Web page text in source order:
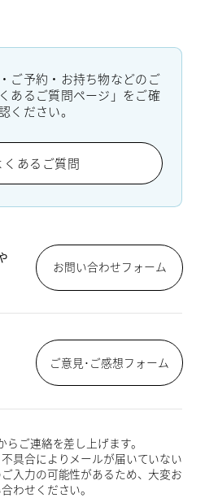
ご予約・お持ち物などのご
あるご質問ページ」をご確
ください。
くあるご質問
お問い合わせフォーム
ご意見･ご感想フォーム
ご連絡を差し上げます。
具合によりメールが届いていない
入力の可能性があるため、大変お
わせください。